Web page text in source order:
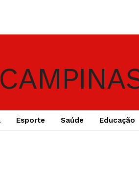
Esporte Saúde Educação